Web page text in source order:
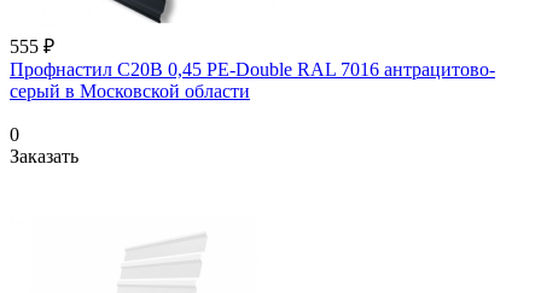
555 ₽
Профнастил С20В 0,45 PE-Double RAL 7016 антрацитово-
серый в Московской области
0
Заказать